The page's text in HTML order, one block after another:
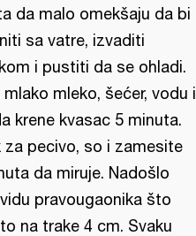
da malo omekšaju da bi
sa vatre, izvaditi
i pustiti da se ohladi.
mleko, šećer, vodu i
krene kvasac 5 minuta.
pecivo, so i zamesite
da miruje. Nadošlo
pravougaonika što
na trake 4 cm. Svaku